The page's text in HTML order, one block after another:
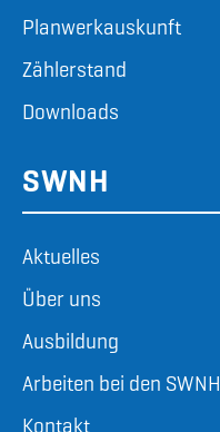
Planwerkauskunft
Zählerstand
Downloads
SWNH
Aktuelles
Über uns
Ausbildung
Arbeiten bei den SWNH
Kontakt